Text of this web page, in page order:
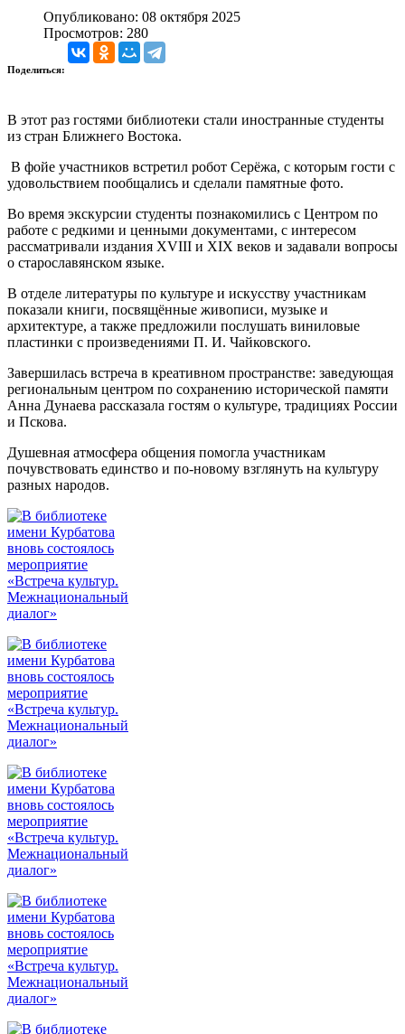
Опубликовано: 08 октября 2025
Просмотров: 280
Поделиться:
В этот раз гостями библиотеки стали иностранные студенты
из стран Ближнего Востока.
В фойе участников встретил робот Серёжа, с которым гости с
удовольствием пообщались и сделали памятные фото.
Во время экскурсии студенты познакомились с Центром по
работе с редкими и ценными документами, с интересом
рассматривали издания XVIII и XIX веков и задавали вопросы
о старославянском языке.
В отделе литературы по культуре и искусству участникам
показали книги, посвящённые живописи, музыке и
архитектуре, а также предложили послушать виниловые
пластинки с произведениями П. И. Чайковского.
Завершилась встреча в креативном пространстве: заведующая
региональным центром по сохранению исторической памяти
Анна Дунаева рассказала гостям о культуре, традициях России
и Пскова.
Душевная атмосфера общения помогла участникам
почувствовать единство и по-новому взглянуть на культуру
разных народов.